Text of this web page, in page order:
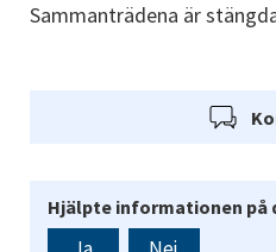
Sammanträdena är
Hjälpte informationen på